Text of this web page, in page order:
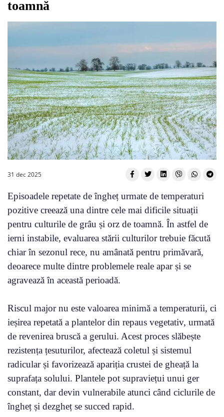
toamnă
31 dec 2025
Episoadele repetate de îngheț urmate de temperaturi
pozitive creează una dintre cele mai dificile situații
pentru culturile de grâu și orz de toamnă. În astfel de
ierni instabile, evaluarea stării culturilor trebuie făcută
chiar în sezonul rece, nu amânată pentru primăvară,
deoarece multe dintre problemele reale apar și se
agravează în această perioadă.
Riscul major nu este valoarea minimă a temperaturii, ci
ieșirea repetată a plantelor din repaus vegetativ, urmată
de revenirea bruscă a gerului. Acest proces slăbește
rezistența țesuturilor, afectează coletul și sistemul
radicular și favorizează apariția crustei de gheață la
suprafața solului. Plantele pot supraviețui unui ger
constant, dar devin vulnerabile atunci când ciclurile de
îngheț și dezgheț se succed rapid.